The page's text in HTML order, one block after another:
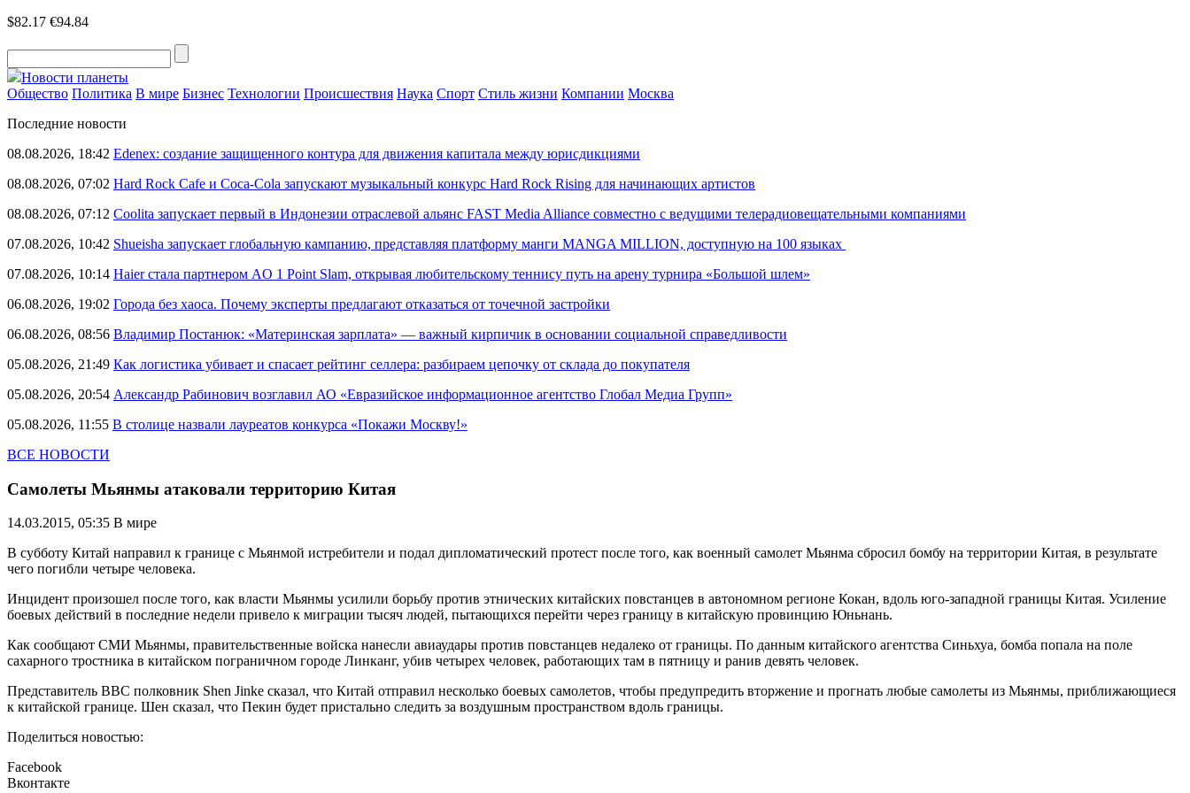
$82.17 €94.84
Новости планеты
Общество Политика В мире Бизнес Технологии Происшествия Наука Спорт Стиль жизни Компании Москва
Последние новости
08.08.2026, 18:42 Edenex: создание защищенного контура для движения капитала между юрисдикциями
08.08.2026, 07:02 Hard Rock Cafe и Coca-Cola запускают музыкальный конкурс Hard Rock Rising для начинающих артистов
08.08.2026, 07:12 Coolita запускает первый в Индонезии отраслевой альянс FAST Media Alliance совместно с ведущими телерадиовещательными компаниями
07.08.2026, 10:42 Shueisha запускает глобальную кампанию, представляя платформу манги MANGA MILLION, доступную на 100 языках
07.08.2026, 10:14 Haier стала партнером AO 1 Point Slam, открывая любительскому теннису путь на арену турнира «Большой шлем»
06.08.2026, 19:02 Города без хаоса. Почему эксперты предлагают отказаться от точечной застройки
06.08.2026, 08:56 Владимир Постанюк: «Материнская зарплата» — важный кирпичик в основании социальной справедливости
05.08.2026, 21:49 Как логистика убивает и спасает рейтинг селлера: разбираем цепочку от склада до покупателя
05.08.2026, 20:54 Александр Рабинович возглавил АО «Евразийское информационное агентство Глобал Медиа Групп»
05.08.2026, 11:55 В столице назвали лауреатов конкурса «Покажи Москву!»
ВСЕ НОВОСТИ
Самолеты Мьянмы атаковали территорию Китая
14.03.2015, 05:35 В мире
В субботу Китай направил к границе с Мьянмой истребители и подал дипломатический протест после того, как военный самолет Мьянма сбросил бомбу на территории Китая, в результате
чего погибли четыре человека.
Инцидент произошел после того, как власти Мьянмы усилили борьбу против этнических китайских повстанцев в автономном регионе Кокан, вдоль юго-западной границы Китая. Усиление
боевых действий в последние недели привело к миграции тысяч людей, пытающихся перейти через границу в китайскую провинцию Юньнань.
Как сообщают СМИ Мьянмы, правительственные войска нанесли авиаудары против повстанцев недалеко от границы. По данным китайского агентства Синьхуа, бомба попала на поле
сахарного тростника в китайском пограничном городе Линканг, убив четырех человек, работающих там в пятницу и ранив девять человек.
Представитель ВВС полковник Shen Jinke сказал, что Китай отправил несколько боевых самолетов, чтобы предупредить вторжение и прогнать любые самолеты из Мьянмы, приближающиеся
к китайской границе. Шен сказал, что Пекин будет пристально следить за воздушным пространством вдоль границы.
Поделиться новостью:
Facebook
Вконтакте